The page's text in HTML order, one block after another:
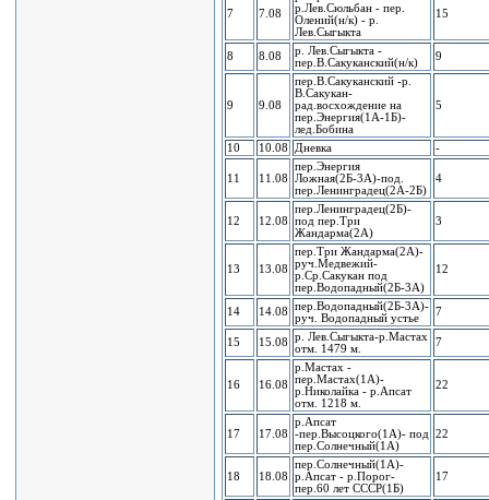
7 7.08
р.Лев.Сюльбан - пер.
Олений(н/к) - р.
Лев.Сыгыкта
15
8 8.08
р. Лев.Сыгыкта -
пер.В.Сакуканский(н/к)
9
9 9.08
пер.В.Сакуканский -р.
В.Сакукан-
рад.восхождение на
пер.Энергия(1А-1Б)-
лед.Бобина
5
10 10.08 Дневка -
11 11.08
пер.Энергия
Ложная(2Б-3А)-под.
пер.Ленинградец(2А-2Б)
4
12 12.08
пер.Ленинградец(2Б)-
под пер.Три
Жандарма(2А)
3
13 13.08
пер.Три Жандарма(2А)-
руч.Медвежий-
р.Ср.Сакукан под
пер.Водопадный(2Б-3А)
12
14 14.08
пер.Водопадный(2Б-3А)-
руч. Водопадный устье
7
15 15.08
р. Лев.Сыгыкта-р.Мастах
отм. 1479 м.
7
16 16.08
р.Мастах -
пер.Мастах(1А)-
р.Николайка - р.Апсат
отм. 1218 м.
22
17 17.08
р.Апсат
-пер.Высоцкого(1А)- под
пер.Солнечный(1А)
22
18 18.08
пер.Солнечный(1А)-
р.Апсат - р.Порог-
пер.60 лет СССР(1Б)
17